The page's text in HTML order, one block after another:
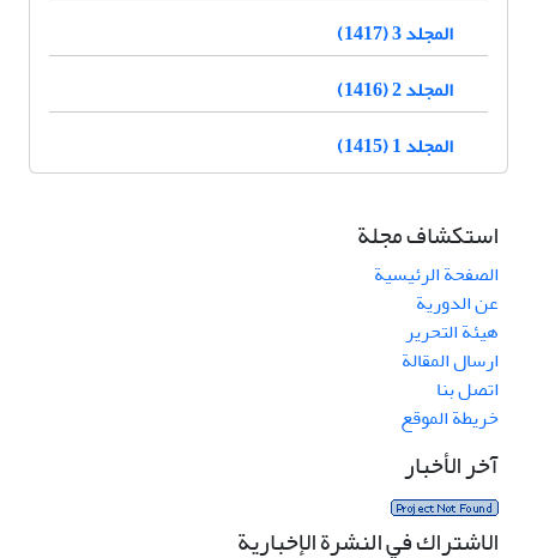
المجلد 3 (1417)
المجلد 2 (1416)
المجلد 1 (1415)
استكشاف مجلة
الصفحة الرئيسية
عن الدورية
هيئة التحرير
ارسال المقالة
اتصل بنا
خريطة الموقع
آخر الأخبار
الاشتراك في النشرة الإخبارية